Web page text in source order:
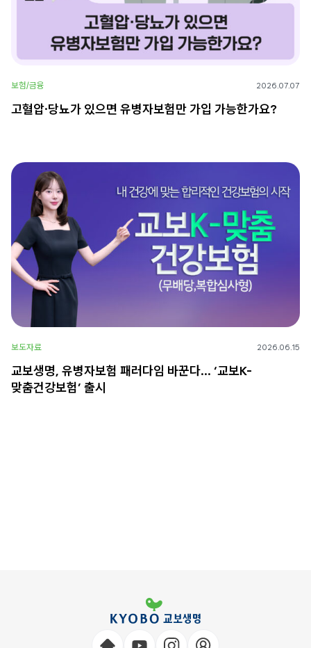
보험/금융 2026.07.07
고혈압·당뇨가 있으면 유병자보험만 가입 가능한가요?
보도자료 2026.06.15
교보생명, 유병자보험 패러다임 바꾼다… ‘교보K-
맞춤건강보험’ 출시